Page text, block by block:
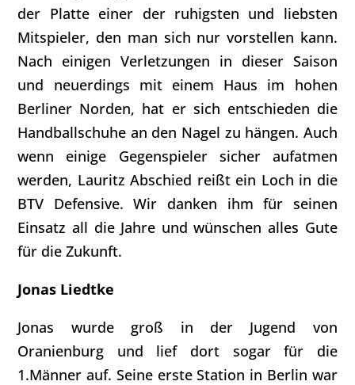
der Platte einer der ruhigsten und liebsten
Mitspieler, den man sich nur vorstellen kann.
Nach einigen Verletzungen in dieser Saison
und neuerdings mit einem Haus im hohen
Berliner Norden, hat er sich entschieden die
Handballschuhe an den Nagel zu hängen. Auch
wenn einige Gegenspieler sicher aufatmen
werden, Lauritz Abschied reißt ein Loch in die
BTV Defensive. Wir danken ihm für seinen
Einsatz all die Jahre und wünschen alles Gute
für die Zukunft.
Jonas Liedtke
Jonas wurde groß in der Jugend von
Oranienburg und lief dort sogar für die
1.Männer auf. Seine erste Station in Berlin war